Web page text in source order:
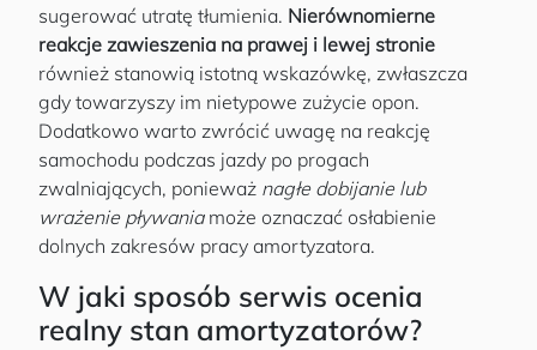
sugerować utratę tłumienia. Nierównomierne
reakcje zawieszenia na prawej i lewej stronie
również stanowią istotną wskazówkę, zwłaszcza
gdy towarzyszy im nietypowe zużycie opon.
Dodatkowo warto zwrócić uwagę na reakcję
samochodu podczas jazdy po progach
zwalniających, ponieważ nagłe dobijanie lub
wrażenie pływaniamoże oznaczać osłabienie
dolnych zakresów pracy amortyzatora.
W jaki sposób serwis ocenia
realny stan amortyzatorów?